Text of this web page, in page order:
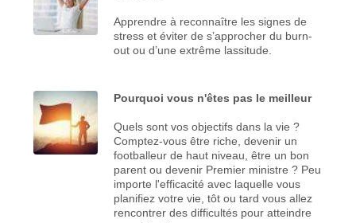
Apprendre à reconnaître les signes de
stress et éviter de s’approcher du burn-
out ou d’une extrême lassitude.
Pourquoi vous n'êtes pas le meilleur
Quels sont vos objectifs dans la vie ?
Comptez-vous être riche, devenir un
footballeur de haut niveau, être un bon
parent ou devenir Premier ministre ? Peu
importe l'efficacité avec laquelle vous
planifiez votre vie, tôt ou tard vous allez
rencontrer des difficultés pour atteindre